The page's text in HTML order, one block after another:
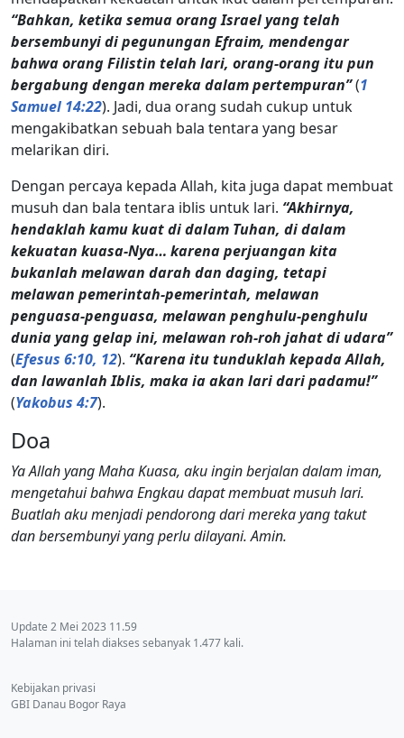
“Bahkan, ketika semua orang Israel yang telah
bersembunyi di pegunungan Efraim, mendengar
bahwa orang Filistin telah lari, orang-orang itu pun
bergabung dengan mereka dalam pertempuran”(1
Samuel 14:22). Jadi, dua orang sudah cukup untuk
mengakibatkan sebuah bala tentara yang besar
melarikan diri.
Dengan percaya kepada Allah, kita juga dapat membuat
musuh dan bala tentara iblis untuk lari. “Akhirnya,
hendaklah kamu kuat di dalam Tuhan, di dalam
kekuatan kuasa-Nya… karena perjuangan kita
bukanlah melawan darah dan daging, tetapi
melawan pemerintah-pemerintah, melawan
penguasa-penguasa, melawan penghulu-penghulu
dunia yang gelap ini, melawan roh-roh jahat di udara”
(Efesus 6:10, 12). “Karena itu tunduklah kepada Allah,
dan lawanlah Iblis, maka ia akan lari dari padamu!”
(Yakobus 4:7).
Doa
Ya Allah yang Maha Kuasa, aku ingin berjalan dalam iman,
mengetahui bahwa Engkau dapat membuat musuh lari.
Buatlah aku menjadi pendorong dari mereka yang takut
dan bersembunyi yang perlu dilayani. Amin.
Update 2 Mei 2023 11.59
Halaman ini telah diakses sebanyak 1.477 kali.
Kebijakan privasi
GBI Danau Bogor Raya